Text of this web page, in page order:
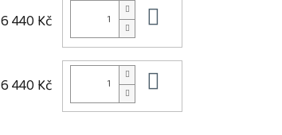
6 440 Kč
6 440 Kč